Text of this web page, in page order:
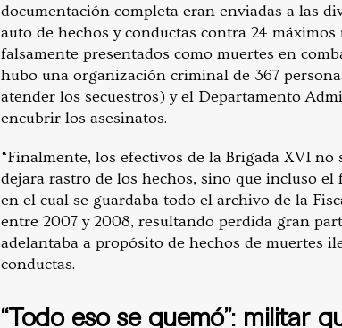
documentación completa eran enviadas a las
auto de hechos y conductas contra 24
falsamente presentados como muertes en
hubo una organización criminal de 367
atender los secuestros) y el Departamento
encubrir los asesinatos.
“Finalmente, los efectivos de la Brigada XVI
dejara rastro de los hechos, sino que incluso
en el cual se guardaba todo el archivo de la
entre 2007 y 2008, resultando perdida gran
adelantaba a propósito de hechos de muertes
conductas.
“Todo eso se quemó”: militar